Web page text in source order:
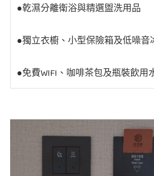
●乾濕分離衛浴與精選盥洗用品
●獨立衣櫥、小型保險箱及低噪音
●免費WIFI、咖啡茶包及瓶裝飲用